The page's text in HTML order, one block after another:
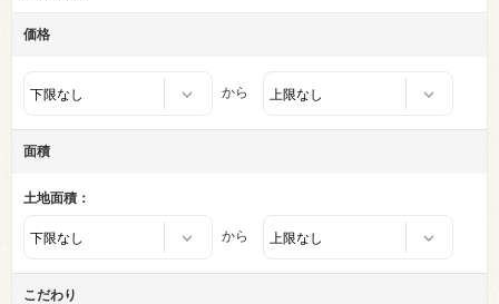
価格
から
面積
土地面積：
から
こだわり